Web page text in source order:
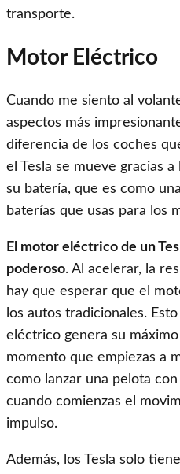
transporte.
Motor Eléctrico
Cuando me siento al
aspectos más
diferencia de los coches
el Tesla se mueve gracias
su batería, que es como
baterías que usas para los
El motor eléctrico de un
poderoso. Al acelerar, la
hay que esperar que el
los autos tradicionales.
eléctrico genera su
momento que empiezas a
como lanzar una pelota
cuando comienzas el
impulso.
Además, los Tesla solo